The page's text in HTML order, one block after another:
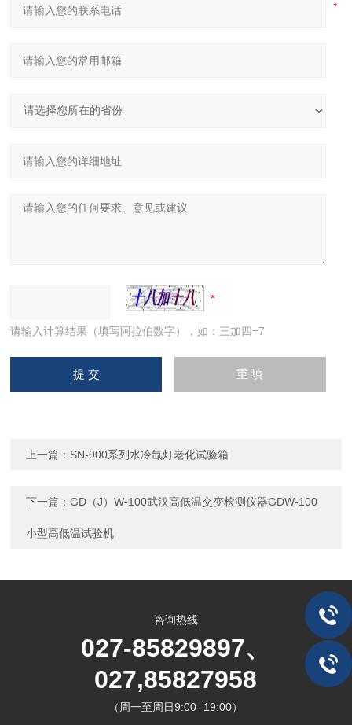
请输入计算结果（填写阿拉伯数字），如：三加四=7
上一篇： SN-900系列水冷氙灯老化试验箱
下一篇：GD（J）W-100武汉高低温交变检测仪器GDW-100
小型高低温试验机
咨询热线
027-85829897、
027,85827958
（周一至周日9:00- 19:00）